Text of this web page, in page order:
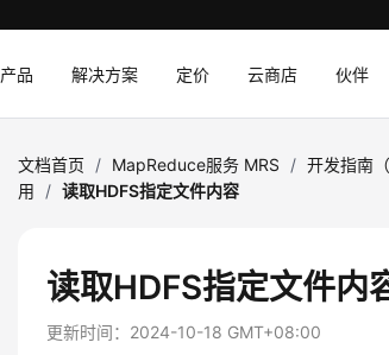
产品 解决方案 定价 云商店 伙伴
文档首页 / MapReduce服务 MRS / 开发指南
用
/ 读取HDFS指定文件内容
读取HDFS指定文件内
更新时间： 2024-10-18 GMT+08:00